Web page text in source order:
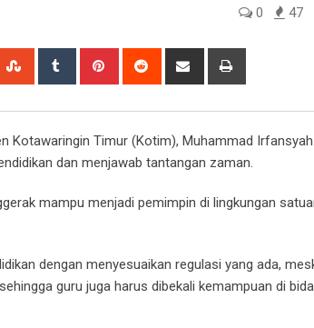
0 47
StumbleUpon
Tumblr Pinterest Reddit
Share
Kotawaringin Timur (Kotim), Muhammad
dan menjawab tantangan zaman.
mampu menjadi pemimpin di lingkungan
dengan menyesuaikan regulasi yang ada,
guru juga harus dibekali kemampuan di